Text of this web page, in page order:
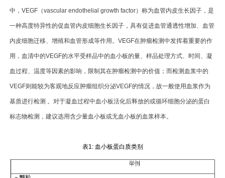
中，VEGF（vascular endothelial growth factor）称为血管内皮生长因子，是
一种高度特异性的促血管内皮细胞生长因子，具有促进血管通透性增加、血管
内皮细胞迁移、增殖和血管形成等作用。VEGF在肿瘤检测中发挥着重要的作
用，血清中的VEGF的水平受样品中的血小板的量、样品处理方式、时间、凝
血过程、温度等因素的影响，限制其在肿瘤检测中的价值；而检测血浆中的
VEGF则能较为客观地反应肿瘤组织分泌VEGF的情况，故一般使用血浆作为
基质进行检测 。对于凝血过程中血小板活化后释放的或循环细胞分泌的蛋白
标志物检测，建议选用含少量血小板或无血小板的血浆样本。
表1: 血小板蛋白质类别